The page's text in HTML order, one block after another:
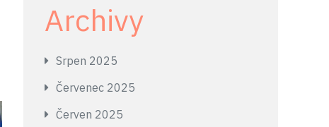
Archivy
Srpen 2025
Červenec 2025
Červen 2025